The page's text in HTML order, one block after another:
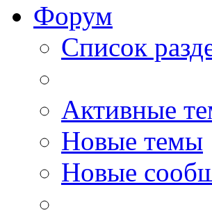
Форум
Список
Активные
Новые темы
Новые